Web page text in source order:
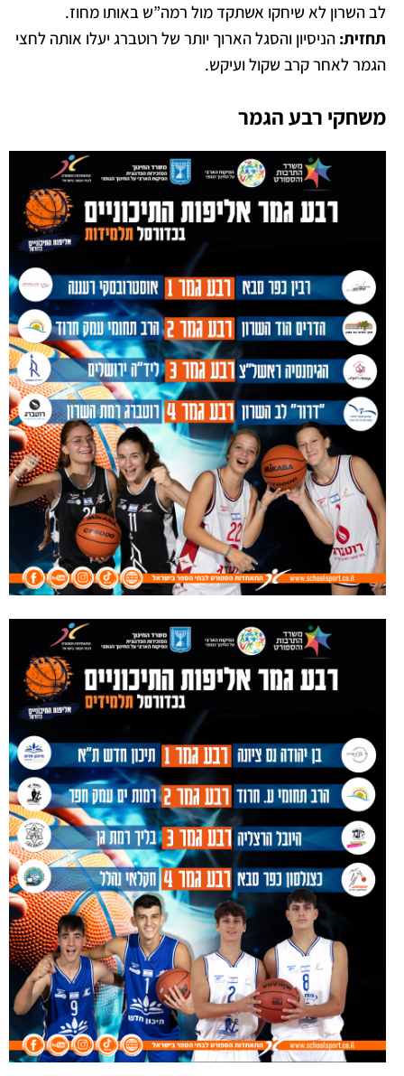
לב השרון לא שיחקו אשתקד מול רמה”ש באותו מחוז.
תחזית: הניסיון והסגל הארוך יותר של רוטברג יעלו אותה לחצי
הגמר לאחר קרב שקול ועיקש.
משחקי רבע הגמר